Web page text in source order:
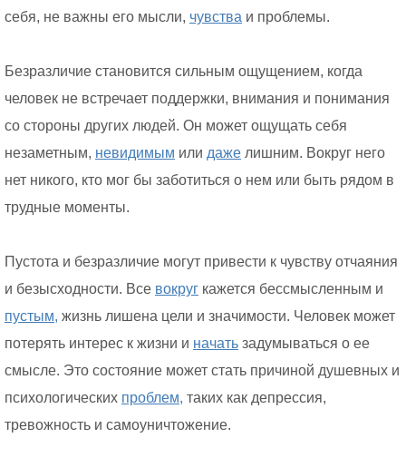
себя, не важны его мысли, чувства и проблемы.
Безразличие становится сильным ощущением, когда
человек не встречает поддержки, внимания и понимания
со стороны других людей. Он может ощущать себя
незаметным, невидимым или даже лишним. Вокруг него
нет никого, кто мог бы заботиться о нем или быть рядом в
трудные моменты.
Пустота и безразличие могут привести к чувству отчаяния
и безысходности. Все вокруг кажется бессмысленным и
пустым, жизнь лишена цели и значимости. Человек может
потерять интерес к жизни и начать задумываться о ее
смысле. Это состояние может стать причиной душевных и
психологических проблем, таких как депрессия,
тревожность и самоуничтожение.